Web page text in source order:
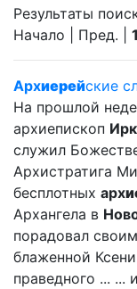
Результаты
Начало | Пред. | 1
Архиерейские
На прошлой
архиепископ
служил
Архистратига
бесплотных арх
Архангела в
порадовал
блаженной
праведного ...